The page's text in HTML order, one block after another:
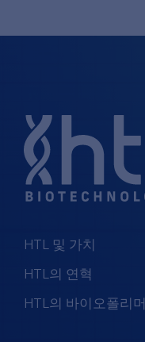
HTL 및 가치
HTL의 연혁
HTL의 바이오폴리머